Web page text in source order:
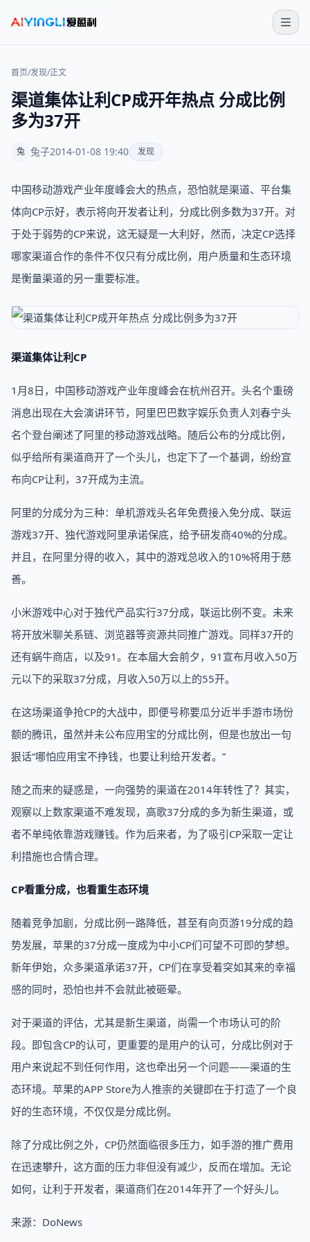
首页/发现/正文
渠道集体让利CP成开年热点 分成比例
多为37开
兔 兔子2014-01-08 19:40 发现
中国移动游戏产业年度峰会大的热点，恐怕就是渠道、平台集
体向CP示好，表示将向开发者让利，分成比例多数为37开。对
于处于弱势的CP来说，这无疑是一大利好，然而，决定CP选择
哪家渠道合作的条件不仅只有分成比例，用户质量和生态环境
是衡量渠道的另一重要标准。
渠道集体让利CP
1月8日，中国移动游戏产业年度峰会在杭州召开。头名个重磅
消息出现在大会演讲环节，阿里巴巴数字娱乐负责人刘春宁头
名个登台阐述了阿里的移动游戏战略。随后公布的分成比例，
似乎给所有渠道商开了一个头儿，也定下了一个基调，纷纷宣
布向CP让利，37开成为主流。
阿里的分成分为三种：单机游戏头名年免费接入免分成、联运
游戏37开、独代游戏阿里承诺保底，给予研发商40%的分成。
并且，在阿里分得的收入，其中的游戏总收入的10%将用于慈
善。
小米游戏中心对于独代产品实行37分成，联运比例不变。未来
将开放米聊关系链、浏览器等资源共同推广游戏。同样37开的
还有蜗牛商店，以及91。在本届大会前夕，91宣布月收入50万
元以下的采取37分成，月收入50万以上的55开。
在这场渠道争抢CP的大战中，即便号称要瓜分近半手游市场份
额的腾讯，虽然并未公布应用宝的分成比例，但是也放出一句
狠话“哪怕应用宝不挣钱，也要让利给开发者。”
随之而来的疑惑是，一向强势的渠道在2014年转性了？其实，
观察以上数家渠道不难发现，高歌37分成的多为新生渠道，或
者不单纯依靠游戏赚钱。作为后来者，为了吸引CP采取一定让
利措施也合情合理。
CP看重分成，也看重生态环境
随着竞争加剧，分成比例一路降低，甚至有向页游19分成的趋
势发展，苹果的37分成一度成为中小CP们可望不可即的梦想。
新年伊始，众多渠道承诺37开，CP们在享受着突如其来的幸福
感的同时，恐怕也并不会就此被砸晕。
对于渠道的评估，尤其是新生渠道，尚需一个市场认可的阶
段。即包含CP的认可，更重要的是用户的认可，分成比例对于
用户来说起不到任何作用，这也牵出另一个问题——渠道的生
态环境。苹果的APP Store为人推崇的关键即在于打造了一个良
好的生态环境，不仅仅是分成比例。
除了分成比例之外，CP仍然面临很多压力，如手游的推广费用
在迅速攀升，这方面的压力非但没有减少，反而在增加。无论
如何，让利于开发者，渠道商们在2014年开了一个好头儿。
​来源：DoNews